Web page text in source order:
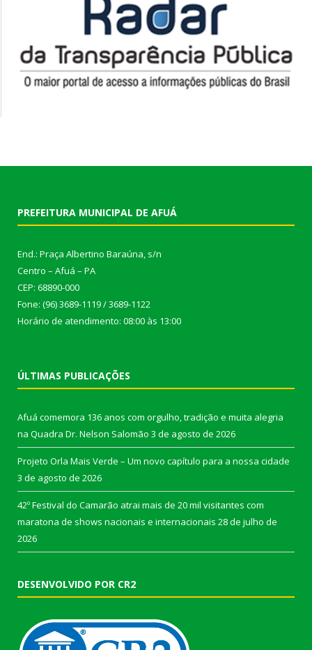
PREFEITURA MUNICIPAL DE AFUÁ
End.: Praça Albertino Baraúna, s/n
Centro – Afuá – PA
CEP: 68890-000
Fone: (96) 3689-1119 / 3689-1122
Horário de atendimento: 08:00 às 13:00
ÚLTIMAS PUBLICAÇÕES
Afuá comemora 136 anos com orgulho, tradição e muita alegria
na Quadra Dr. Nelson Salomão 3 de agosto de 2026
Projeto Orla Mais Verde – Um novo capítulo para a nossa cidade
3 de agosto de 2026
42º Festival do Camarão atrai mais de 20 mil visitantes com
maratona de shows nacionais e internacionais 28 de julho de
2026
DESENVOLVIDO POR CR2